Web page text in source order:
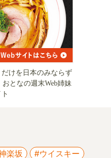
だけを日本のみならず
となの週末Web姉妹
楽坂 #ウイスキー